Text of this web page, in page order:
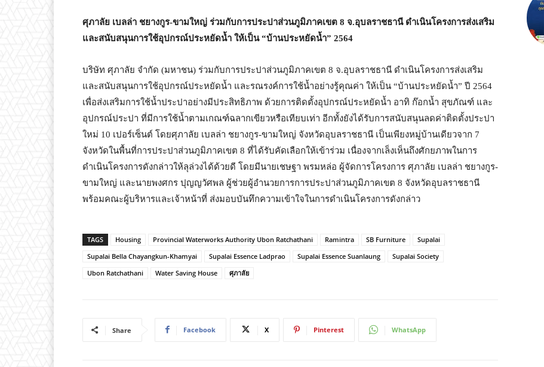
ศุภาลัย เบลล่า ชยางกูร-ขามใหญ่ ร่วมกับการประปาส่วนภูมิภาคเขต 8 จ.อุบลราชธานี ดำเนินโครงการส่งเสริม
และสนับสนุนการใช้อุปกรณ์ประหยัดน้ำ ให้เป็น “บ้านประหยัดน้ำ” 2564
บริษัท ศุภาลัย จำกัด (มหาชน) ร่วมกับการประปาส่วนภูมิภาคเขต 8 จ.อุบลราชธานี ดำเนินโครงการส่งเสริม
และสนับสนุนการใช้อุปกรณ์ประหยัดน้ำ และรณรงค์การใช้น้ำอย่างรู้คุณค่า ให้เป็น “บ้านประหยัดน้ำ” ปี 2564
เพื่อส่งเสริมการใช้น้ำประปาอย่างมีประสิทธิภาพ ด้วยการติดตั้งอุปกรณ์ประหยัดน้ำ อาทิ ก๊อกน้ำ สุขภัณฑ์ และ
อุปกรณ์ประปา ที่มีการใช้น้ำตามเกณฑ์ฉลากเขียวหรือเทียบเท่า อีกทั้งยังได้รับการสนับสนุนลดค่าติดตั้งประปา
ใหม่ 10 เปอร์เซ็นต์ โดยศุภาลัย เบลล่า ชยางกูร-ขามใหญ่ จังหวัดอุบลราชธานี เป็นเพียงหมู่บ้านเดียวจาก 7
จังหวัดในพื้นที่การประปาส่วนภูมิภาคเขต 8 ที่ได้รับคัดเลือกให้เข้าร่วม เนื่องจากเล็งเห็นถึงศักยภาพในการ
ดำเนินโครงการดังกล่าวให้ลุล่วงได้ด้วยดี โดยมีนายเชษฐา พรมหล่อ ผู้จัดการโครงการ ศุภาลัย เบลล่า ชยางกูร-
ขามใหญ่ และนายพงศกร ปุญญวัศพล ผู้ช่วยผู้อำนวยการการประปาส่วนภูมิภาคเขต 8 จังหวัดอุบลราชธานี
พร้อมคณะผู้บริหารและเจ้าหน้าที่ ส่งมอบบันทึกความเข้าใจในการดำเนินโครงการดังกล่าว
TAGS Housing Provincial Waterworks Authority Ubon Ratchathani Ramintra SB Furniture
Supalai
Supalai Bella Chayangkun-Khamyai
Supalai Essence Ladprao Supalai Essence Suanlaung
Supalai Society
Ubon Ratchathani
Water Saving House ศุภาลัย
Share Facebook X Pinterest WhatsApp